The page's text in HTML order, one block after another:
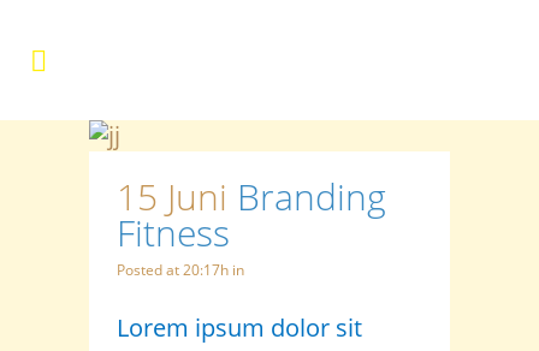
15 Juni Branding
Fitness
Posted at 20:17h in
Lorem ipsum dolor sit